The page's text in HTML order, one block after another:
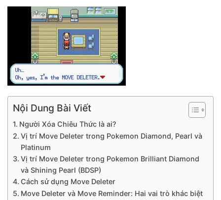
Nội Dung Bài Viết
Người Xóa Chiêu Thức là ai?
Vị trí Move Deleter trong Pokemon Diamond, Pearl và
Platinum
Vị trí Move Deleter trong Pokemon Brilliant Diamond
và Shining Pearl (BDSP)
Cách sử dụng Move Deleter
Move Deleter và Move Reminder: Hai vai trò khác biệt